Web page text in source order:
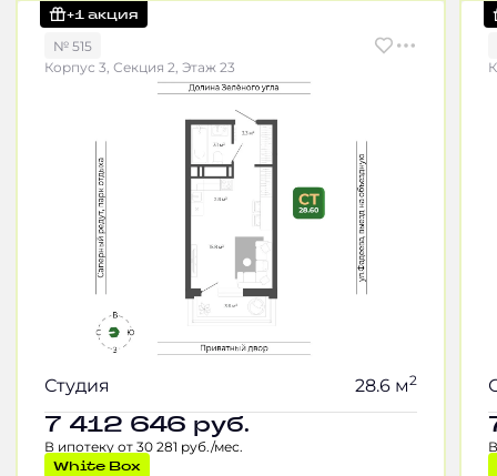
+1 акция
№ 515
Корпус 3, Секция 2, Этаж 23
Студия 28.6 м2
7 412 646 руб.
В ипотеку от 30 281 руб./мес.
White Box